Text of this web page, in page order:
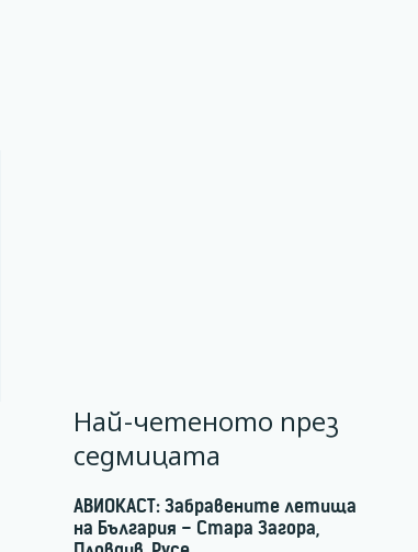
Най-четеното през
седмицата
АВИОКАСТ: Забравените летища
на България – Стара Загора,